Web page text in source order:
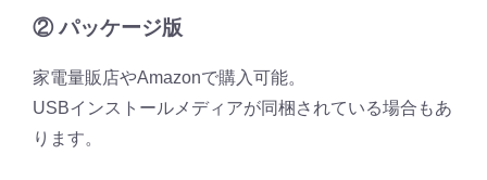
② パッケージ版
家電量販店やAmazonで購入可能。
USBインストールメディアが同梱されている場合もあ
ります。